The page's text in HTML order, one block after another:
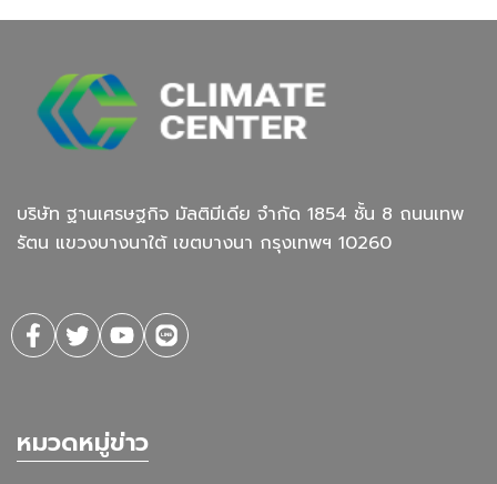
บริษัท ฐานเศรษฐกิจ มัลติมีเดีย จํากัด 1854 ชั้น 8 ถนนเทพ
รัตน แขวงบางนาใต้ เขตบางนา กรุงเทพฯ 10260
หมวดหมู่ข่าว